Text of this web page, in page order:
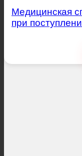
Медицинская
при